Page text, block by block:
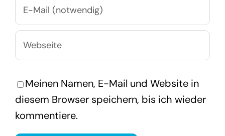
Meinen Namen, E-Mail und Website in
diesem Browser speichern, bis ich wieder
kommentiere.